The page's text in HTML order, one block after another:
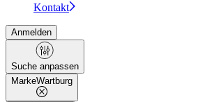
Kontakt
Anmelden
Suche anpassen
MarkeWartburg